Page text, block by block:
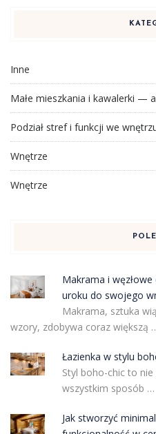
Inne
Małe mieszkania i kawalerki —
Podział stref i funkcji we
Wnętrze
Wnętrze
Makrama i
uroku do swojego
Makrama, sztuka
wzory, zdobywa coraz większą
Łazienka w stylu
Styl boho-chic to
wszystkim sposób …
Jak stworzyć